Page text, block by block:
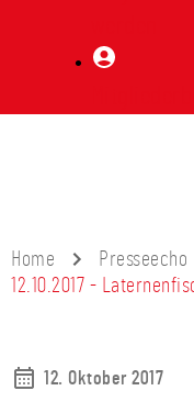
Home
Presseecho
12.10.2017 -
12. Oktober 2017